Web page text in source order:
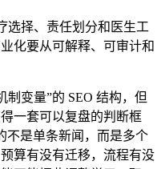
选择、责任划分和医生工
化要从可解释、可审计和
制变量”的 SEO 结构，但
一套可以复盘的判断框
不是单条新闻，而是多个
算有没有迁移，流程有没